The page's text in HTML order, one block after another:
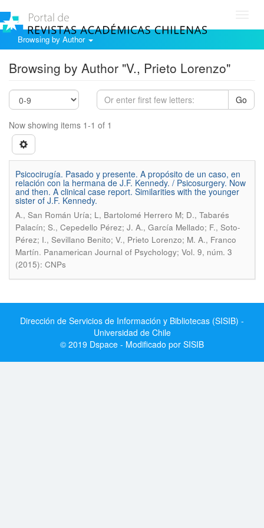
Browsing by Author
Browsing by Author "V., Prieto Lorenzo"
Go
Now showing items 1-1 of 1
Psicocirugía. Pasado y presente. A propósito de un caso, en
relación con la hermana de J.F. Kennedy. / Psicosurgery. Now
and then. A clinical case report. Similarities with the younger
sister of J.F. Kennedy.
A., San Román Uría; L, Bartolomé Herrero M; D., Tabarés
Palacín; S., Cepedello Pérez; J. A., García Mellado; F., Soto-
Pérez; I., Sevillano Benito; V., Prieto Lorenzo; M. A., Franco
Martín. Panamerican Journal of Psychology; Vol. 9, núm. 3
(2015): CNPs
Dirección de Servicios de Información y Bibliotecas (SISIB) -
Universidad de Chile
© 2019 Dspace - Modificado por SISIB